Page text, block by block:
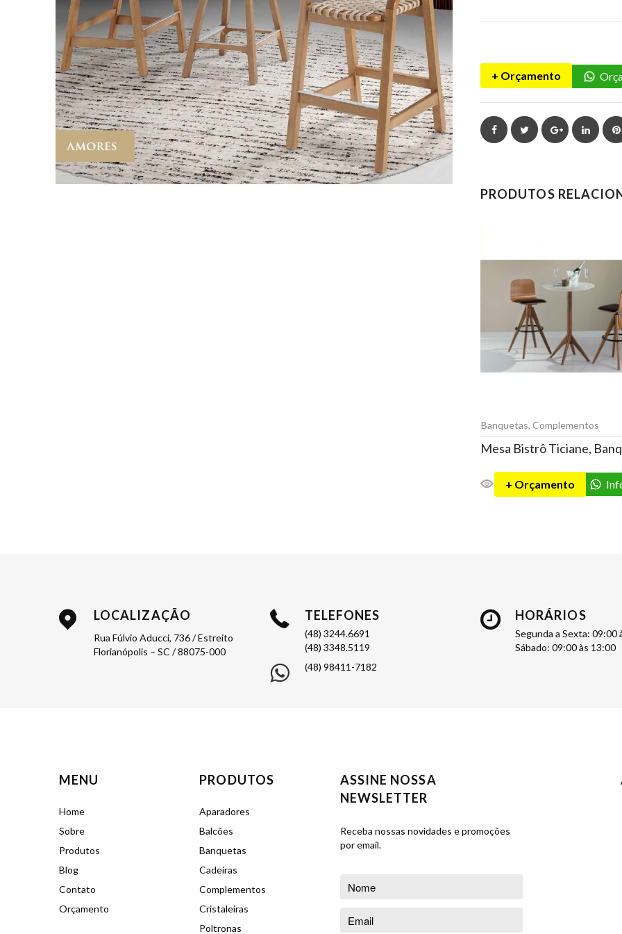
+ Orçamento
FacebookTwitterGoogle+
PRODUTOS
Banquetas, Complementos
+ Orçamento
LOCALIZAÇÃO
Rua Fúlvio Aducci, 736 / Estreito
Florianópolis – SC / 88075-000
TELEFONES
(48) 3244.6691
(48) 3348.5119
(48) 98411-7182
HORÁRIOS
Segunda a Sexta: 09:00
Sábado: 09:00 às 13:00
MENU
Home
Sobre
Produtos
Blog
Contato
Orçamento
PRODUTOS
Aparadores
Balcões
Banquetas
Cadeiras
Complementos
Cristaleiras
Poltronas
ASSINE NOSSA
NEWSLETTER
Receba nossas novidades e promoções
por email.